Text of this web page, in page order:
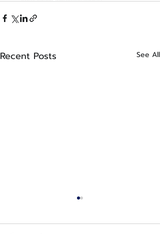
Recent Posts See All